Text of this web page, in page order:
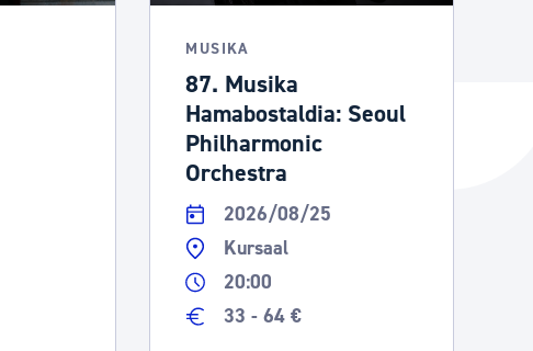
MUSIKA
87. Musika
Hamabostaldia: Seoul
Philharmonic
Orchestra
2026/08/25
Kursaal
20:00
33 - 64 €